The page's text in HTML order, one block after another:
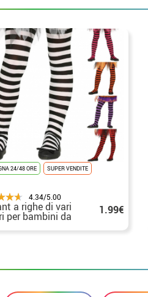
24/48 ORE SUPER VENDITE
4.34/5.00
a righe di vari
per bambini da
anni
1.99€